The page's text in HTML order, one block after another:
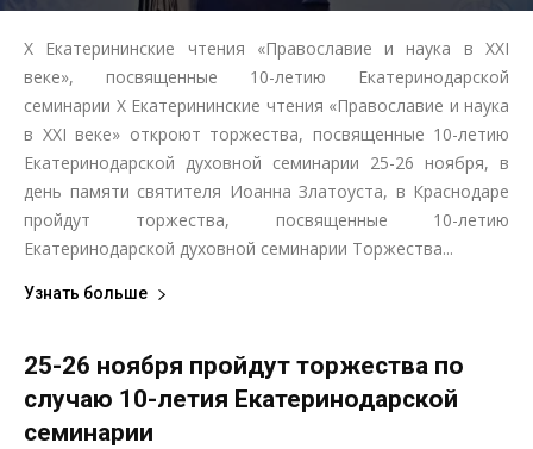
Х Екатерининские чтения «Православие и наука в XXI
веке», посвященные 10-летию Екатеринодарской
семинарии Х Екатерининские чтения «Православие и наука
в XXI веке» откроют торжества, посвященные 10-летию
Екатеринодарской духовной семинарии 25-26 ноября, в
день памяти святителя Иоанна Златоуста, в Краснодаре
пройдут торжества, посвященные 10-летию
Екатеринодарской духовной семинарии Торжества...
Узнать больше
25-26 ноября пройдут торжества по
случаю 10-летия Екатеринодарской
семинарии